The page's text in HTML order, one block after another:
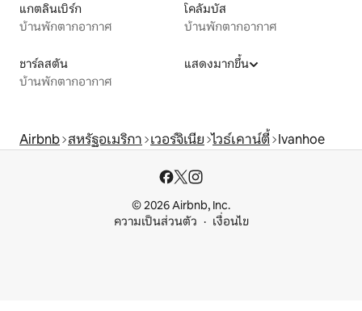
แกตลินเบิร์ก
บ้านพักตากอากาศ
โคลัมบัส
บ้านพักตากอากาศ
ชาร์ลสตัน
บ้านพักตากอากาศ
แสดงมากขึ้น
Airbnb สหรัฐอเมริกา เวอร์จิเนีย ไวธ์เคาน์ตี้ Ivanhoe
© 2026 Airbnb, Inc.
ความเป็นส่วนตัว
เงื่อนไข